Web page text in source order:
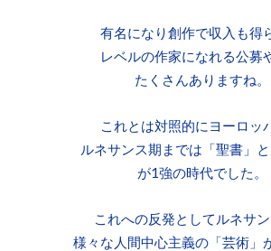
有名になり創作で収入も得
レベルの作家になれる公募
たくさんありますね。
これとは対照的にヨーロッ
ルネサンス期までは「聖書」
が1強の時代でした。
これへの反発としてルネサ
様々な人間中心主義の「芸術」